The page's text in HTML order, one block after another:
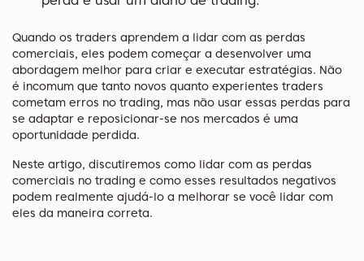
Quando os traders aprendem a lidar com as perdas
comerciais, eles podem começar a desenvolver uma
abordagem melhor para criar e executar estratégias. Não
é incomum que tanto novos quanto experientes traders
cometam erros no trading, mas não usar essas perdas para
se adaptar e reposicionar-se nos mercados é uma
oportunidade perdida.
Neste artigo, discutiremos como lidar com as perdas
comerciais no trading e como esses resultados negativos
podem realmente ajudá-lo a melhorar se você lidar com
eles da maneira correta.